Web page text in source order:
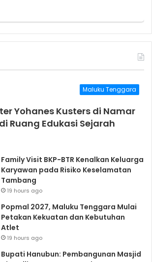
Maluku Tenggara
Yohanes Kusters di Namar
Ruang Edukasi Sejarah
Family Visit BKP-BTR Kenalkan Keluarga
Karyawan pada Risiko Keselamatan
Tambang
19 hours ago
Popmal 2027, Maluku Tenggara Mulai
Petakan Kekuatan dan Kebutuhan
Atlet
19 hours ago
Bupati Hanubun: Pembangunan Masjid